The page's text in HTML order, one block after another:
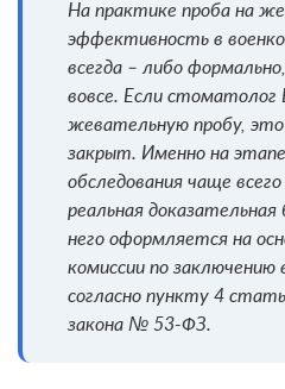
На практике проба на
эффективность в
всегда – либо
вовсе. Если стоматолог
жевательную пробу,
закрыт. Именно на
обследования чаще
реальная доказательная
него оформляется на
комиссии по заключению
согласно пункту 4
закона № 53-ФЗ.